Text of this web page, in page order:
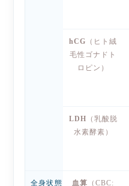
hCG （ヒト絨
毛性ゴナドト
ロピン）
LDH （乳酸脱
水素酵素）
全身状態 血算 （CBC: